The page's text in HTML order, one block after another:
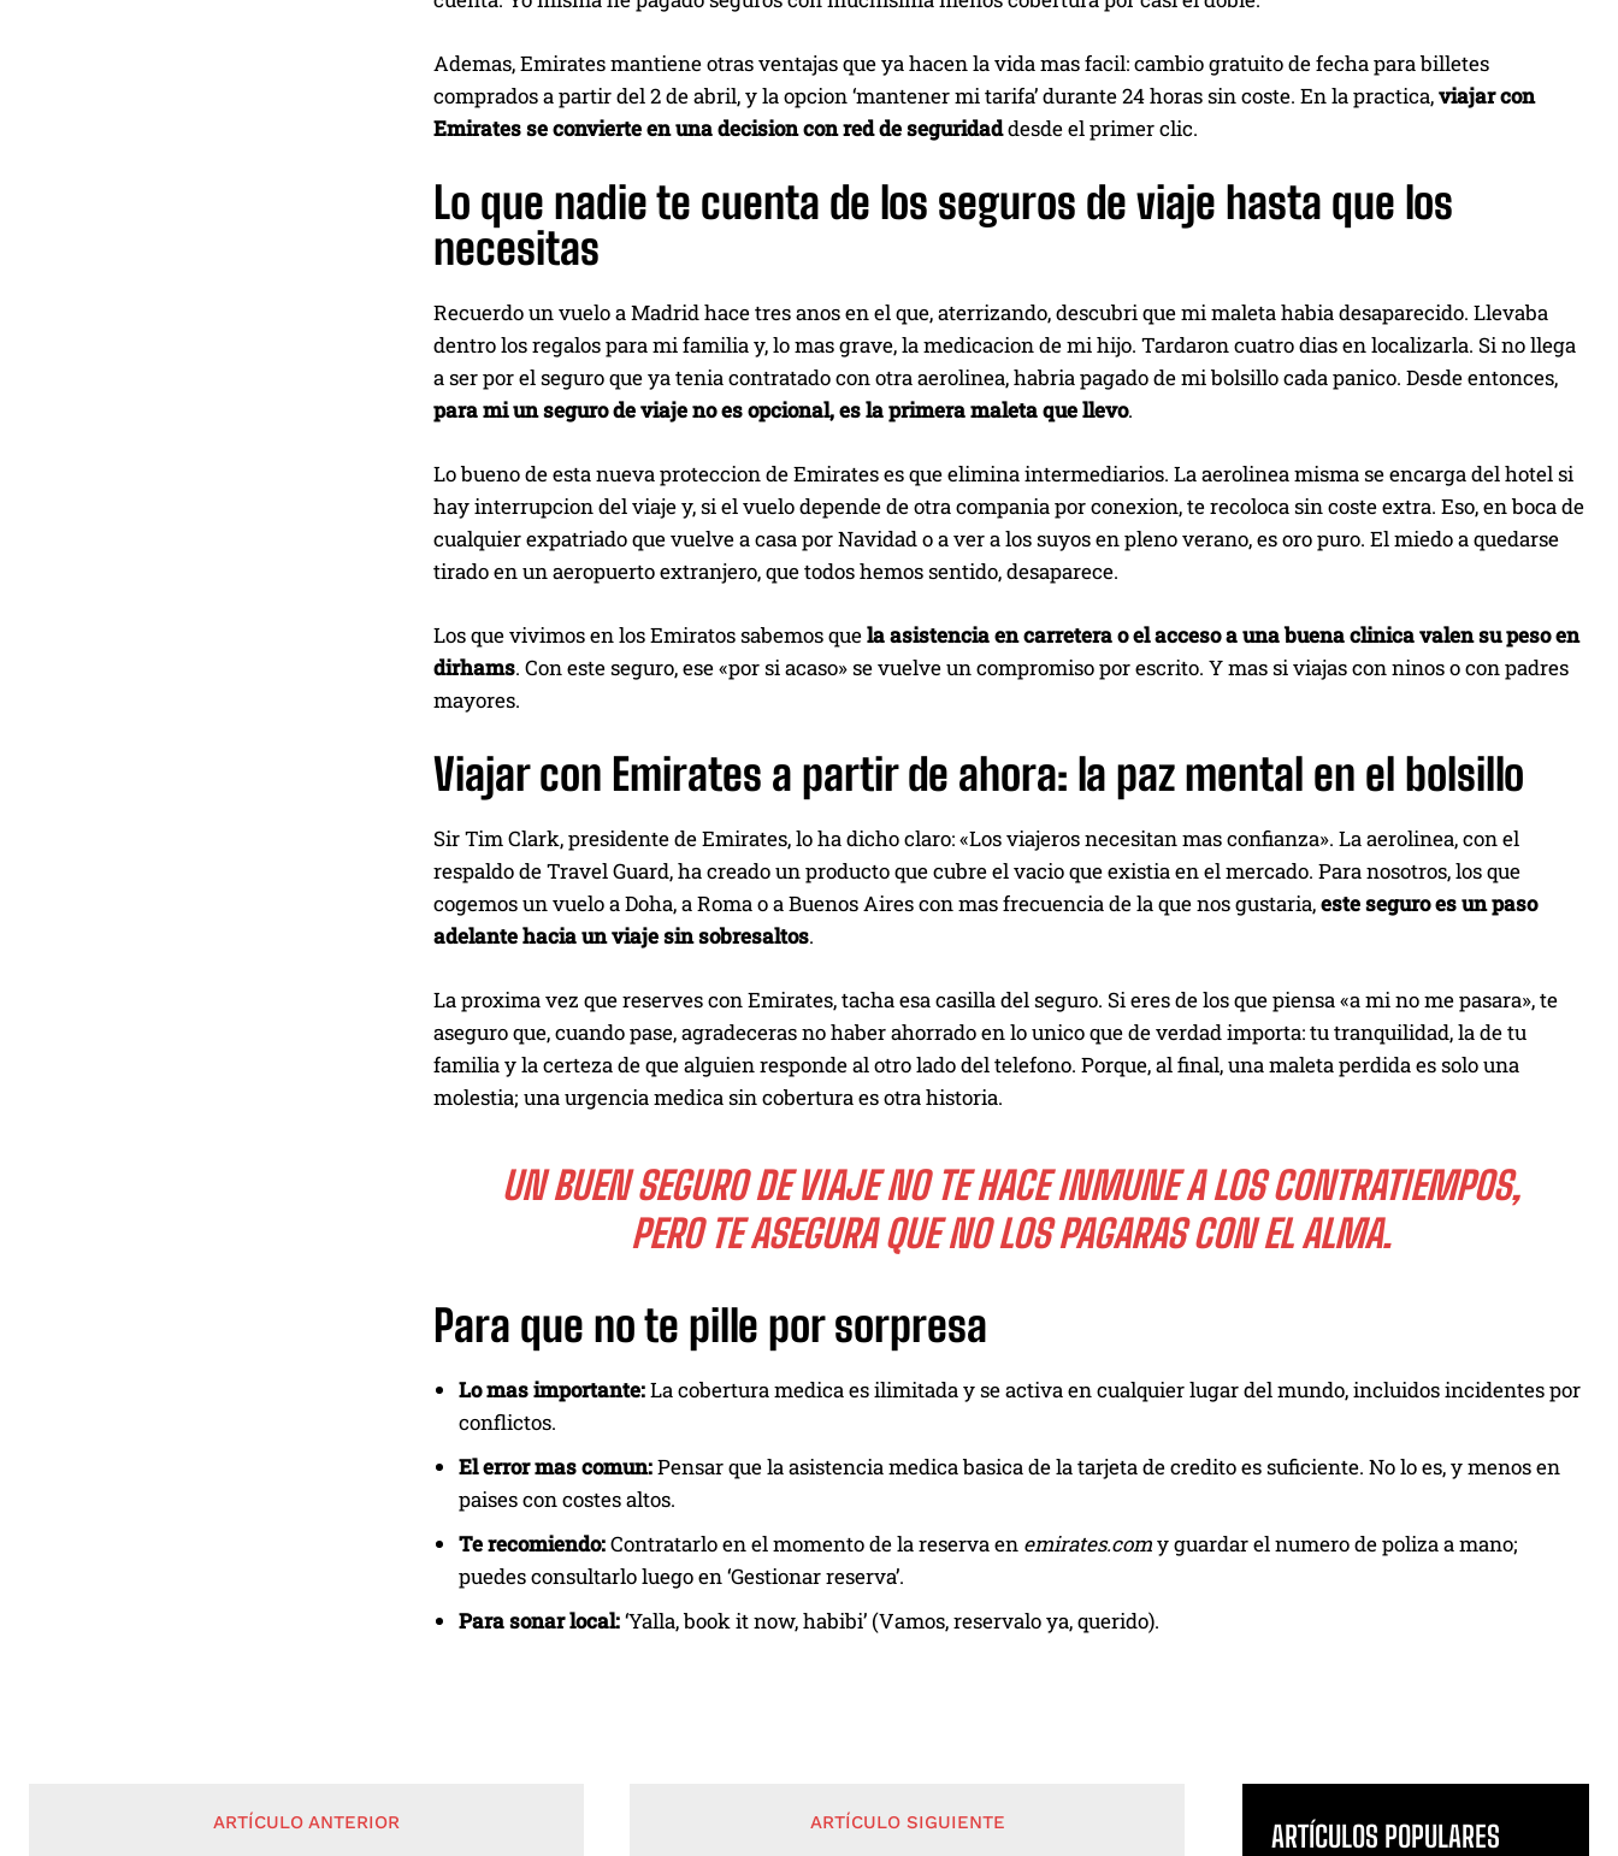
Ademas, Emirates mantiene otras ventajas que ya hacen la vida mas facil: cambio gratuito de fecha para billetes
comprados a partir del 2 de abril, y la opcion ‘mantener mi tarifa’ durante 24 horas sin coste. En la practica,viajar con
Emirates se convierte en una decision con red de seguridaddesde el primer clic.
Lo que nadie te cuenta de los seguros de viaje hasta que los
necesitas
Recuerdo un vuelo a Madrid hace tres anos en el que, aterrizando, descubri que mi maleta habia desaparecido. Llevaba
dentro los regalos para mi familia y, lo mas grave, la medicacion de mi hijo. Tardaron cuatro dias en localizarla. Si no llega
a ser por el seguro que ya tenia contratado con otra aerolinea, habria pagado de mi bolsillo cada panico. Desde entonces,
para mi un seguro de viaje no es opcional, es la primera maleta que llevo.
Lo bueno de esta nueva proteccion de Emirates es que elimina intermediarios. La aerolinea misma se encarga del hotel si
hay interrupcion del viaje y, si el vuelo depende de otra compania por conexion, te recoloca sin coste extra. Eso, en boca de
cualquier expatriado que vuelve a casa por Navidad o a ver a los suyos en pleno verano, es oro puro. El miedo a quedarse
tirado en un aeropuerto extranjero, que todos hemos sentido, desaparece.
Los que vivimos en los Emiratos sabemos quela asistencia en carretera o el acceso a una buena clinica valen su peso en
dirhams. Con este seguro, ese «por si acaso» se vuelve un compromiso por escrito. Y mas si viajas con ninos o con padres
mayores.
Viajar con Emirates a partir de ahora: la paz mental en el bolsillo
Sir Tim Clark, presidente de Emirates, lo ha dicho claro: «Los viajeros necesitan mas confianza». La aerolinea, con el
respaldo de Travel Guard, ha creado un producto que cubre el vacio que existia en el mercado. Para nosotros, los que
cogemos un vuelo a Doha, a Roma o a Buenos Aires con mas frecuencia de la que nos gustaria,este seguro es un paso
adelante hacia un viaje sin sobresaltos.
La proxima vez que reserves con Emirates, tacha esa casilla del seguro. Si eres de los que piensa «a mi no me pasara», te
aseguro que, cuando pase, agradeceras no haber ahorrado en lo unico que de verdad importa: tu tranquilidad, la de tu
familia y la certeza de que alguien responde al otro lado del telefono. Porque, al final, una maleta perdida es solo una
molestia; una urgencia medica sin cobertura es otra historia.
UN BUEN SEGURO DE VIAJE NO TE HACE INMUNE A LOS CONTRATIEMPOS,
PERO TE ASEGURA QUE NO LOS PAGARAS CON EL ALMA.
Para que no te pille por sorpresa
Lo mas importante:La cobertura medica es ilimitada y se activa en cualquier lugar del mundo, incluidos incidentes por
conflictos.
El error mas comun:Pensar que la asistencia medica basica de la tarjeta de credito es suficiente. No lo es, y menos en
paises con costes altos.
Te recomiendo:Contratarlo en el momento de la reserva en emirates.comy guardar el numero de poliza a mano;
puedes consultarlo luego en ‘Gestionar reserva’.
Para sonar local:‘Yalla, book it now, habibi’ (Vamos, reservalo ya, querido).
ARTÍCULO ANTERIOR ARTÍCULO SIGUIENTE ARTÍCULOS POPULARES